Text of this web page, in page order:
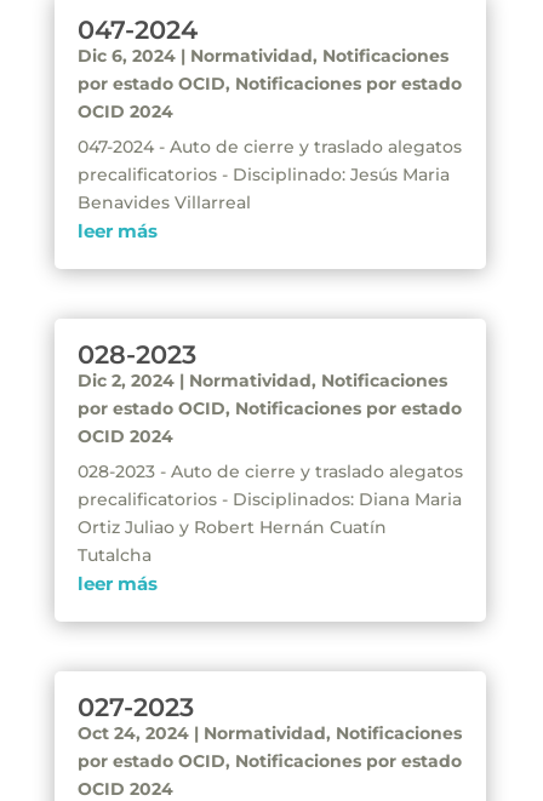
047-2024
Dic 6, 2024| Normatividad, Notificaciones
por estado OCID, Notificaciones por estado
OCID 2024
047-2024 - Auto de cierre y traslado alegatos
precalificatorios - Disciplinado: Jesús Maria
Benavides Villarreal
leer más
028-2023
Dic 2, 2024| Normatividad, Notificaciones
por estado OCID, Notificaciones por estado
OCID 2024
028-2023 - Auto de cierre y traslado alegatos
precalificatorios - Disciplinados: Diana Maria
Ortiz Juliao y Robert Hernán Cuatín
Tutalcha
leer más
027-2023
Oct 24, 2024| Normatividad, Notificaciones
por estado OCID, Notificaciones por estado
OCID 2024